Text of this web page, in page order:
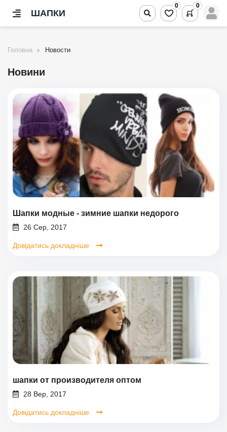
ШАПКИ
0 0
Головна Новости
Новини
Шапки модные - зимние шапки недорого
26 Сер, 2017
Довідатись докладніше
шапки от производителя оптом
28 Вер, 2017
Довідатись докладніше